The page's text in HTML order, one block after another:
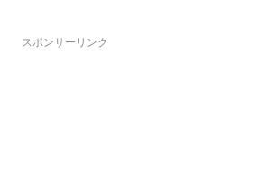
スポンサーリンク